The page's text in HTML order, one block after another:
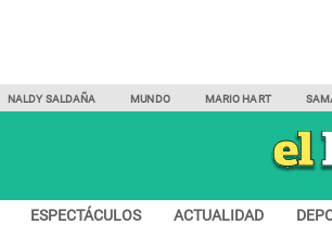
NALDY SALDAÑA MUNDO MARIO HART
ESPECTÁCULOS ACTUALIDAD